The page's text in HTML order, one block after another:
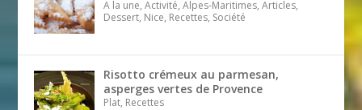
A la une, Activité, Alpes-Maritimes, Articles,
Dessert, Nice, Recettes, Société
Risotto crémeux au parmesan,
asperges vertes de Provence
Plat, Recettes